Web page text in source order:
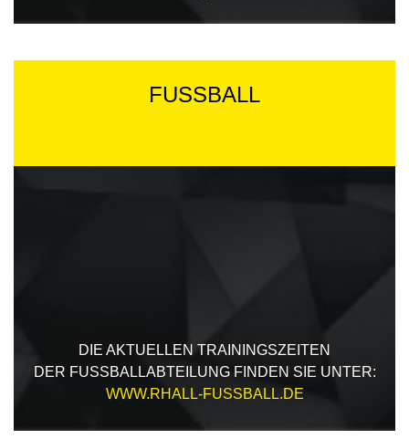
FUSSBALL
DIE AKTUELLEN TRAININGSZEITEN
DER FUSSBALLABTEILUNG FINDEN SIE UNTER:
WWW.RHALL-FUSSBALL.DE